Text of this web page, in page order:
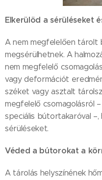
Elkerülöd a sérüléseket
A nem megfelelően tárolt
megsérülhetnek. A
nem megfelelő
vagy deformációt
széket vagy asztalt
megfelelő csomagolásról
speciális bútortakaróval –,
sérüléseket.
Véded a bútorokat a
A tárolás helyszínének